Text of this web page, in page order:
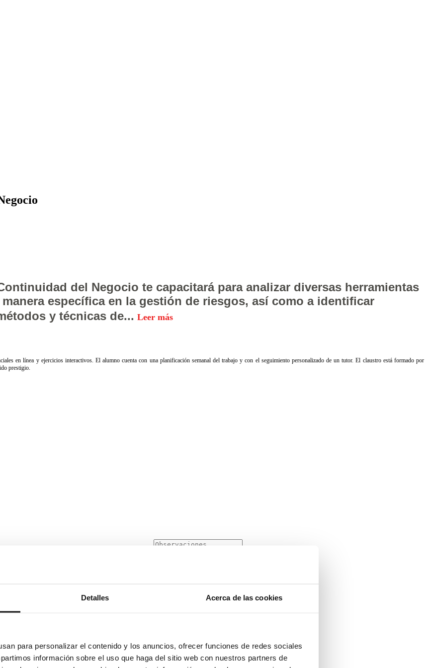
Detalles Acerca de las cookies
para personalizar el contenido y los anuncios, ofrecer funciones de redes sociales
información sobre el uso que haga del sitio web con nuestros partners de
del Negocio te capacitará para analizar diversas herramientas
específica en la gestión de riesgos, así como a identificar
y técnicas de... Leer más
en línea y ejercicios interactivos. El alumno cuenta con una planificación semanal del trabajo y con el seguimiento personalizado de un tutor. El claustro está formado por
prestigio.
¡RECOMIENDA